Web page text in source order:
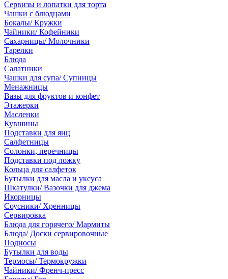
Сервизы и лопатки для торта
Чашки с блюдцами
Бокалы/ Кружки
Чайники/ Кофейники
Сахарницы/ Молочники
Тарелки
Блюда
Салатники
Чашки для супа/ Супницы
Менажницы
Вазы для фруктов и конфет
Этажерки
Масленки
Кувшины
Подставки для яиц
Салфетницы
Солонки, перечницы
Подставки под ложку
Кольца для салфеток
Бутылки для масла и уксуса
Шкатулки/ Вазочки для джема
Икорницы
Соусники/ Хренницы
Сервировка
Блюда для горячего/ Мармиты
Блюда/ Доски сервировочные
Подносы
Бутылки для воды
Термосы/ Термокружки
Чайники/ Френч-пресс